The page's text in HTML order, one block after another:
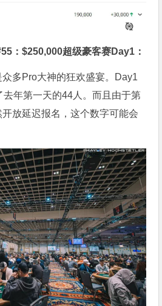
：$250,000超级豪客赛Day1：
多Pro大神的狂欢盛宴。Day1
年第一天的44人。而且由于第
放延迟报名，这个数字可能会